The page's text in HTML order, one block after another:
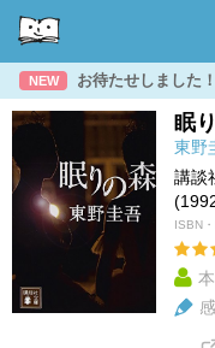
NEW お待たせしました
眠
東野
講談
ISBN